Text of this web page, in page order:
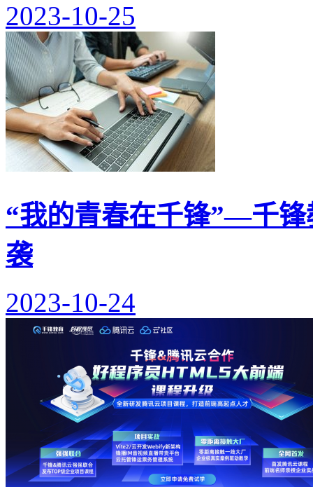
2023-10-25
“我的青春在千锋”—千锋
袭
2023-10-24